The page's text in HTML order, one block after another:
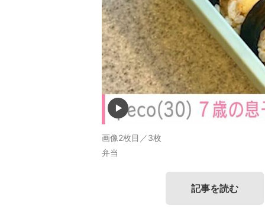
画像2枚目／3枚
弁当
記事を読む